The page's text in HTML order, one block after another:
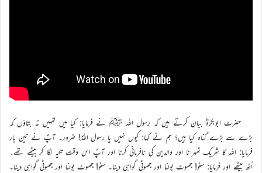
حضرت ابوبکرہؓ بیان کرتے ہیں کہ رسول اللہ ﷺ نے فرمایا: کیا میں تمہیں نہ بتاؤں کہ
بڑے سے بڑے گناہ کیا ہیں؟ ہم نے کہا: کیوں نہیں یا رسول اللہؐ! ضرور۔ آپؐ نے تین بار
فرمایا: اللہ کا شریک ٹھہرانا اور والدین کی نافرمانی کرنا اور آپؐ اس وقت تکیہ لگا کر بیٹھے تھے۔
اُٹھ بیٹھے اور فرمایا: سنو! جھوٹ بولنا اور جھوٹی گواہی دینا۔ سنو! جھوٹ بولنا اور جھوٹی گواہی دینا۔